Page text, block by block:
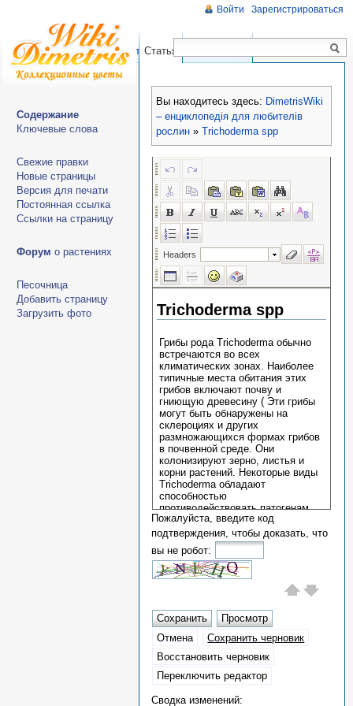
Вы находитесь здесь: DimetrisWiki
– енциклопедія для любителів
рослин » Trichoderma spp
Пожалуйста, введите код
подтверждения, чтобы доказать, что
вы не робот:
Сводка изменений:
Войти Зарегистрироваться
Статья
Чтение Правка История
Содержание
Ключевые слова
Свежие правки
Новые страницы
Версия для печати
Постоянная ссылка
Ссылки на страницу
Форум о растениях
Песочница
Добавить страницу
Загрузить фото